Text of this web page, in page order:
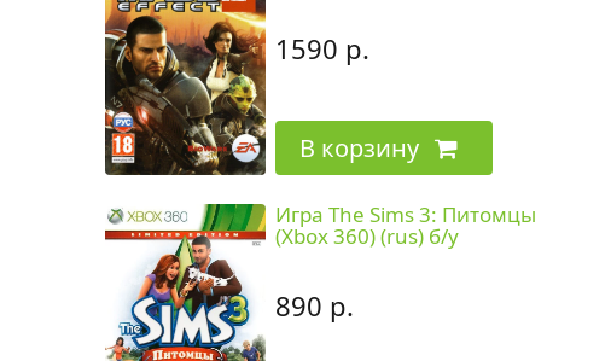
1590 р.
В корзину
Игра The Sims 3: Питомцы
(Xbox 360) (rus) б/у
890 р.